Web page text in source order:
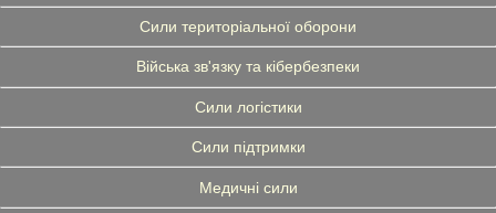
Сили територіальної оборони
Війська зв'язку та кібербезпеки
Сили логістики
Сили підтримки
Медичні сили